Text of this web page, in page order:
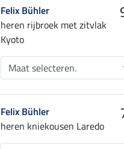
Felix Bühler
heren rijbroek met zitvlak
Kyoto
Felix Bühler
heren kniekousen Laredo